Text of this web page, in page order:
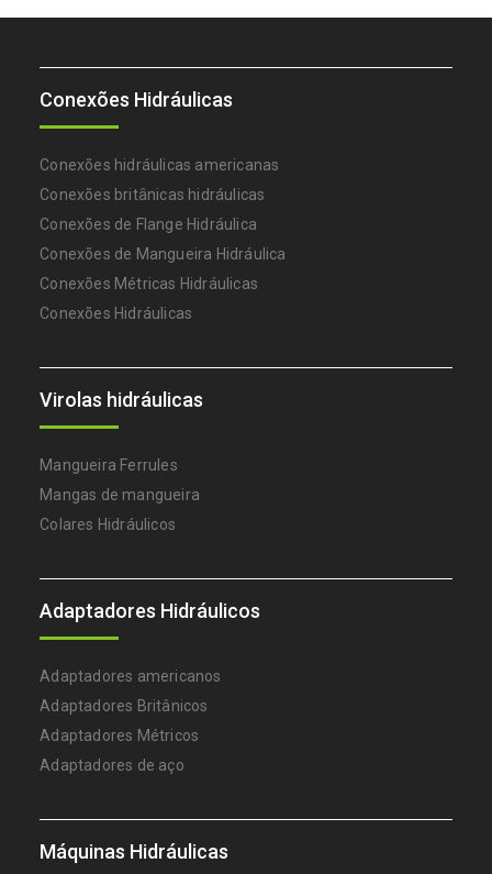
Conexões Hidráulicas
Conexões hidráulicas americanas
Conexões britânicas hidráulicas
Conexões de Flange Hidráulica
Conexões de Mangueira Hidráulica
Conexões Métricas Hidráulicas
Conexões Hidráulicas
Virolas hidráulicas
Mangueira Ferrules
Mangas de mangueira
Colares Hidráulicos
Adaptadores Hidráulicos
Adaptadores americanos
Adaptadores Britânicos
Adaptadores Métricos
Adaptadores de aço
Máquinas Hidráulicas